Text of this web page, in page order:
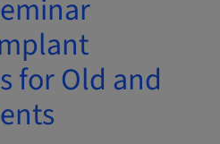
for Old and